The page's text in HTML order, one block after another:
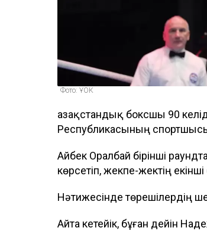
Фото: ҰОК
Қазақстандық боксшы 90
Республикасының спортшысы
Айбек Оралбай бірінші
көрсетіп, жекпе-жектің
Нәтижесінде төрешілердің
Айта кетейік, бұған дейін